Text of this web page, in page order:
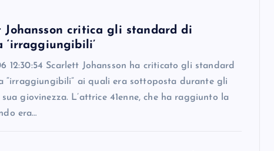
Johansson critica gli standard di
‘irraggiungibili’
12:30:54 Scarlett Johansson ha criticato gli standard
“irraggiungibili” ai quali era sottoposta durante gli
giovinezza. L’attrice 41enne, che ha raggiunto la
era…